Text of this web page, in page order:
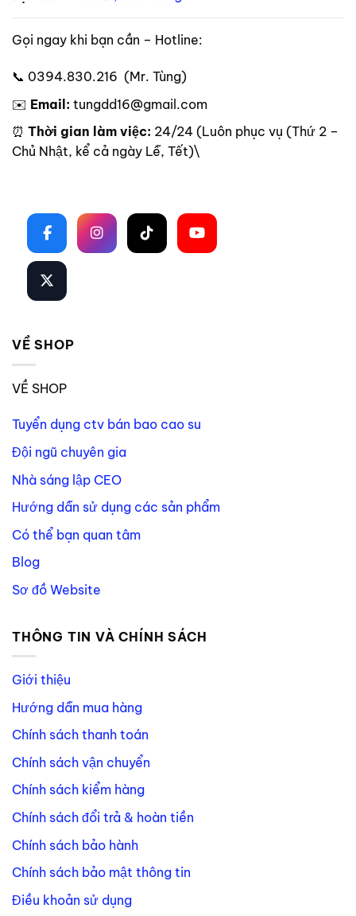
Gọi ngay khi bạn cần – Hotline:
📞 0394.830.216 (Mr. Tùng)
✉️ Email: tungdd16@gmail.com
⏰ Thời gian làm việc: 24/24 (Luôn phục vụ (Thứ 2 –
Chủ Nhật, kể cả ngày Lễ, Tết)\
VỀ SHOP
VỀ SHOP
Tuyển dụng ctv bán bao cao su
Đội ngũ chuyên gia
Nhà sáng lập CEO
Hướng dẫn sử dụng các sản phẩm
Có thể bạn quan tâm
Blog
Sơ đồ Website
THÔNG TIN VÀ CHÍNH SÁCH
Giới thiệu
Hướng dẫn mua hàng
Chính sách thanh toán
Chính sách vận chuyển
Chính sách kiểm hàng
Chính sách đổi trả & hoàn tiền
Chính sách bảo hành
Chính sách bảo mật thông tin
Điều khoản sử dụng